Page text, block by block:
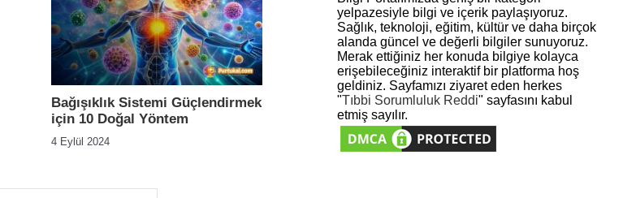
Bağışıklık Sistemi Güçlendirmek
için 10 Doğal Yöntem
4 Eylül 2024
yelpazesiyle bilgi ve içerik paylaşıyoruz.
Sağlık, teknoloji, eğitim, kültür ve daha birçok
alanda güncel ve değerli bilgiler sunuyoruz.
Merak ettiğiniz her konuda bilgiye kolayca
erişebileceğiniz interaktif bir platforma hoş
geldiniz. Sayfamızı ziyaret eden herkes
"Tıbbi Sorumluluk Reddi" sayfasını kabul
etmiş sayılır.